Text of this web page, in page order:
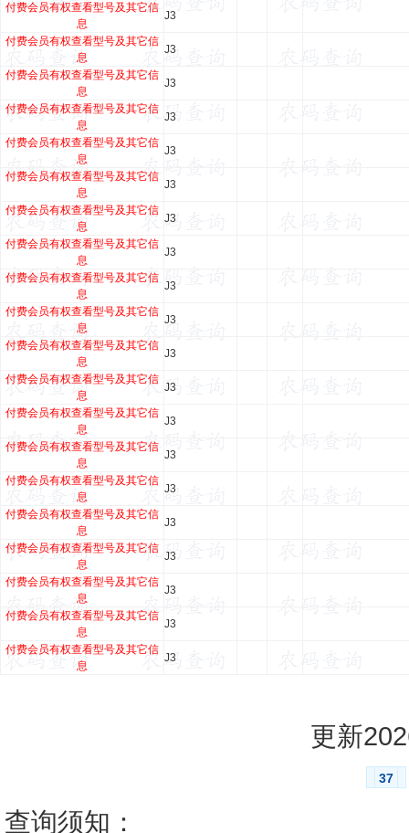
付费会员有权查看型号及其它信
息
J3
付费会员有权查看型号及其它信
息
J3
付费会员有权查看型号及其它信
息
J3
付费会员有权查看型号及其它信
息
J3
付费会员有权查看型号及其它信
息
J3
付费会员有权查看型号及其它信
息
J3
付费会员有权查看型号及其它信
息
J3
付费会员有权查看型号及其它信
息
J3
付费会员有权查看型号及其它信
息
J3
付费会员有权查看型号及其它信
息
J3
付费会员有权查看型号及其它信
息
J3
付费会员有权查看型号及其它信
息
J3
付费会员有权查看型号及其它信
息
J3
付费会员有权查看型号及其它信
息
J3
付费会员有权查看型号及其它信
息
J3
付费会员有权查看型号及其它信
息
J3
付费会员有权查看型号及其它信
息
J3
付费会员有权查看型号及其它信
息
J3
付费会员有权查看型号及其它信
息
J3
付费会员有权查看型号及其它信
息
J3
更新
37
查询须知：